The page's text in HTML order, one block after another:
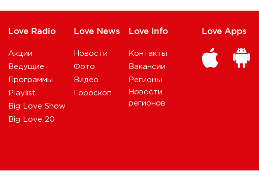
Love Radio
Акции
Ведущие
Программы
Playlist
Big Love Show
Big Love 20
Love News
Новости
Фото
Видео
Гороскоп
Love Info
Контакты
Вакансии
Регионы
Новости
регионов
Love Apps